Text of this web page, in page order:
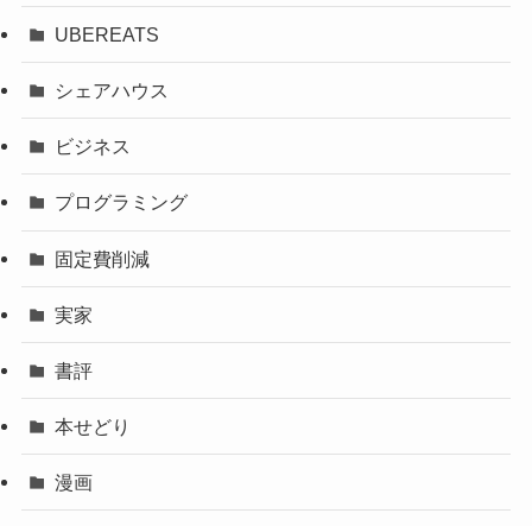
UBEREATS
シェアハウス
ビジネス
プログラミング
固定費削減
実家
書評
本せどり
漫画